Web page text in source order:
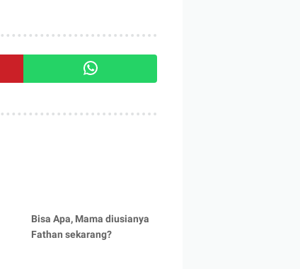
Bisa Apa, Mama diusianya
Fathan sekarang?